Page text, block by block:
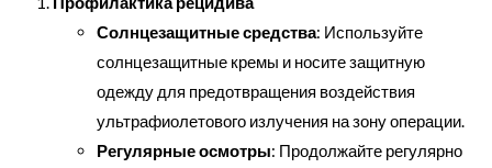
Солнцезащитные средства: Используйте
солнцезащитные кремы и носите защитную
одежду для предотвращения воздействия
ультрафиолетового излучения на зону операции.
Регулярные осмотры: Продолжайте регулярно